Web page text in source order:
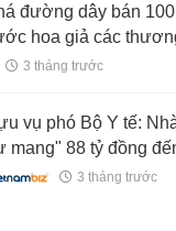
đường dây bán
hoa giả các
Dior, Gucci
3 tháng trước
vụ phó Bộ Y tế:
mang" 88 tỷ đồng
3 tháng trước